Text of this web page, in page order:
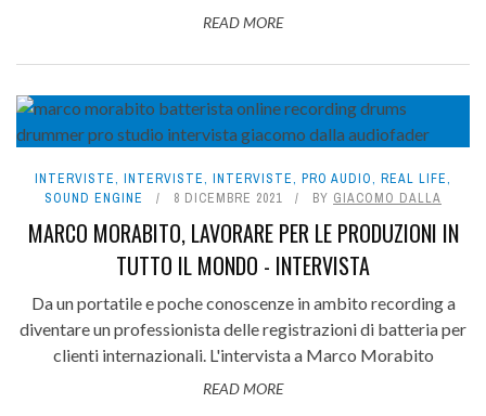
READ MORE
INTERVISTE, INTERVISTE, INTERVISTE, PRO AUDIO, REAL LIFE,
SOUND ENGINE
8 DICEMBRE 2021 BY GIACOMO DALLA
MARCO MORABITO, LAVORARE PER LE PRODUZIONI IN
TUTTO IL MONDO - INTERVISTA
Da un portatile e poche conoscenze in ambito recording a
diventare un professionista delle registrazioni di batteria per
clienti internazionali. L'intervista a Marco Morabito
READ MORE